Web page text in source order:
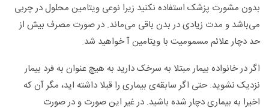
بدون مشورت پزشک استفاده نکنید زیرا نوعی ویتامین محلول در چربی
می‌باشد و مدت زیادی در بدن باقی می‌ماند. در صورت مصرف بیش از
حد دچار علائم مسمومیت با ویتامین آ خواهید شد.
اگر در خانواده بیمار مبتلا به سرخک دارید به هیچ عنوان به فرد بیمار
نزدیک نشوید. حتی اگر سابقه‌ی بیماری را قبلا داشته اید، مگر آن که
اخیرا به بیماری دچار شده باشید. در غیر این صورت و در صورت